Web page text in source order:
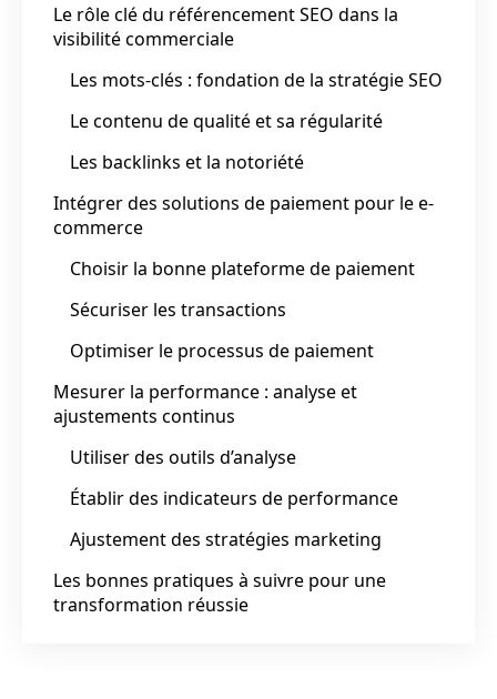
Le rôle clé du référencement SEO dans la
visibilité commerciale
Les mots-clés : fondation de la stratégie SEO
Le contenu de qualité et sa régularité
Les backlinks et la notoriété
Intégrer des solutions de paiement pour le e-
commerce
Choisir la bonne plateforme de paiement
Sécuriser les transactions
Optimiser le processus de paiement
Mesurer la performance : analyse et
ajustements continus
Utiliser des outils d’analyse
Établir des indicateurs de performance
Ajustement des stratégies marketing
Les bonnes pratiques à suivre pour une
transformation réussie